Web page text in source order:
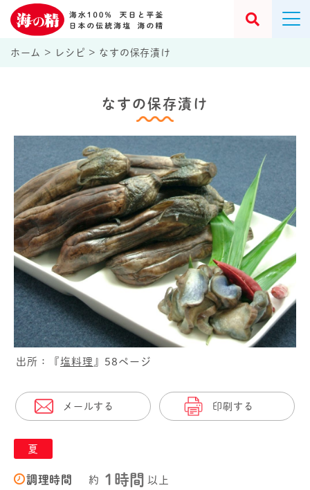
ホーム > レシピ > なすの保存漬け
なすの保存漬け
出所：『塩料理 』58ページ
メールする 印刷する
夏
調理時間 約 1時間 以上